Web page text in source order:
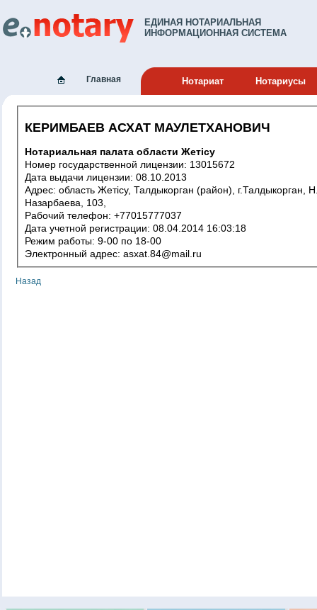
ЕДИНАЯ НОТАРИАЛЬНАЯ
ИНФОРМАЦИОННАЯ СИСТЕМА
Главная Нотариат Нотариусы
КЕРИМБАЕВ АСХАТ МАУЛЕТХАНОВИЧ
Нотариальная палата области Жетісу
Номер государственной лицензии: 13015672
Дата выдачи лицензии: 08.10.2013
Адрес: область Жетісу, Талдыкорган (район), г.Талдыкорган, Н.
Назарбаева, 103,
Рабочий телефон: +77015777037
Дата учетной регистрации: 08.04.2014 16:03:18
Режим работы: 9-00 по 18-00
Электронный адрес: asxat.84@mail.ru
Назад